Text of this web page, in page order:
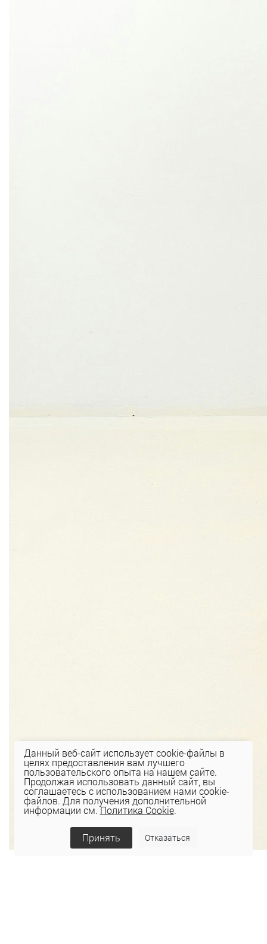
Данный веб-сайт использует cookie-файлы в
целях предоставления вам лучшего
пользовательского опыта на нашем сайте.
Продолжая использовать данный сайт, вы
соглашаетесь с использованием нами cookie-
файлов. Для получения дополнительной
информации см.Политика Cookie.
Принять Отказаться